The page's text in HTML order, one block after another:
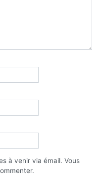
à venir via émail. Vous